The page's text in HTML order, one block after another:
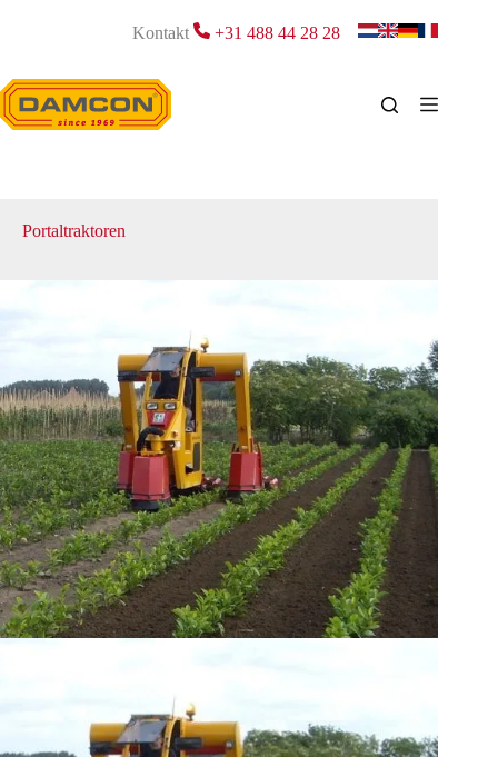
Kontakt +31 488 44 28 28
Portaltraktoren